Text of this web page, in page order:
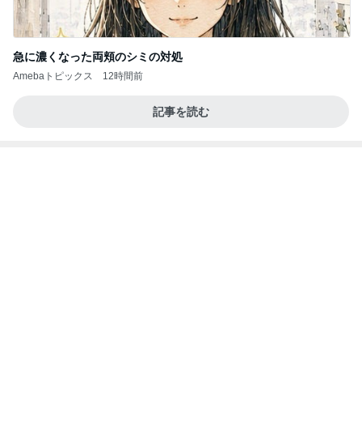
急に濃くなった両頬のシミの対処
Amebaトピックス 12時間前
記事を読む